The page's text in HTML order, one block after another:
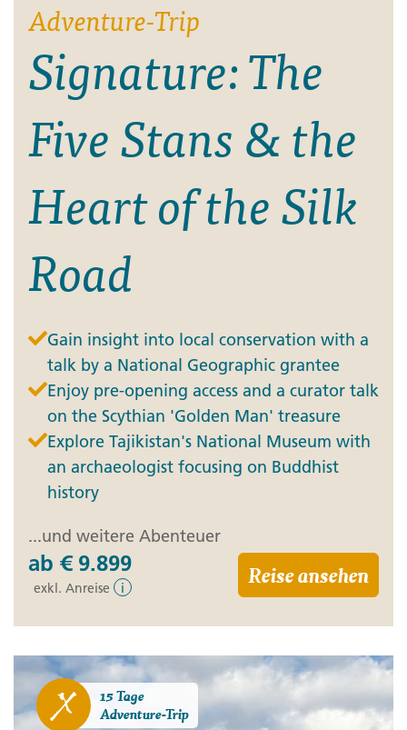
Adventure-Trip
Signature: The
Five Stans & the
Heart of the Silk
Road
Gain insight into local conservation with a
talk by a National Geographic grantee
Enjoy pre-opening access and a curator talk
on the Scythian 'Golden Man' treasure
Explore Tajikistan's National Museum with
an archaeologist focusing on Buddhist
history
...und weitere Abenteuer
ab € 9.899
exkl. Anreise i Reise ansehen
15 Tage
Adventure-Trip